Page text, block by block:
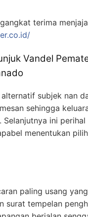
terima
Vandel
alternatif subjek nan
sehingga
Selanjutnya ini perihal
menentukan
paling usang
surat tempelan